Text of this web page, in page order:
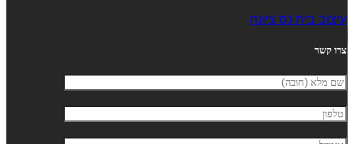
עיצוב בית נס ציונה
צרו קשר